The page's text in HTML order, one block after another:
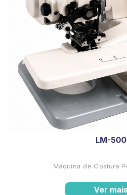
LM-500
Máquina de Costura
Ver